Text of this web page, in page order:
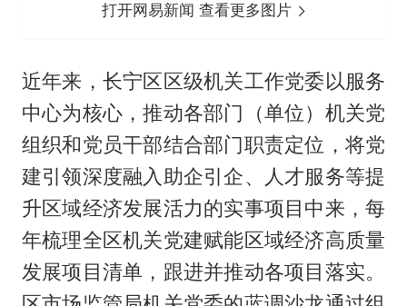
打开网易新闻 查看更多图片
近年来，长宁区区级机关工作党委以服务
中心为核心，推动各部门（单位）机关党
组织和党员干部结合部门职责定位，将党
建引领深度融入助企引企、人才服务等提
升区域经济发展活力的实事项目中来，每
年梳理全区机关党建赋能区域经济高质量
发展项目清单，跟进并推动各项目落实。